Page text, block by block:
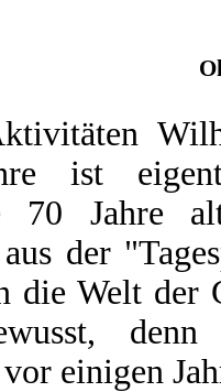
ist
70 Jahre
aus der
die Welt der
denn
einigen